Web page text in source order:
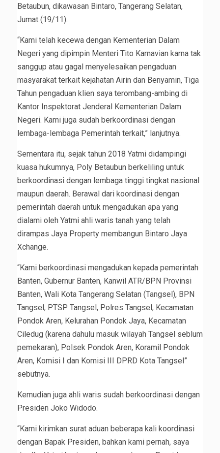
Betaubun, dikawasan Bintaro, Tangerang Selatan,
Jumat (19/11).
“Kami telah kecewa dengan Kementerian Dalam
Negeri yang dipimpin Menteri Tito Karnavian karna tak
sanggup atau gagal menyelesaikan pengaduan
masyarakat terkait kejahatan Airin dan Benyamin, Tiga
Tahun pengaduan klien saya terombang-ambing di
Kantor Inspektorat Jenderal Kementerian Dalam
Negeri. Kami juga sudah berkoordinasi dengan
lembaga-lembaga Pemerintah terkait,” lanjutnya.
Sementara itu, sejak tahun 2018 Yatmi didampingi
kuasa hukumnya, Poly Betaubun berkeliling untuk
berkoordinasi dengan lembaga tinggi tingkat nasional
maupun daerah. Berawal dari koordinasi dengan
pemerintah daerah untuk mengadukan apa yang
dialami oleh Yatmi ahli waris tanah yang telah
dirampas Jaya Property membangun Bintaro Jaya
Xchange.
“Kami berkoordinasi mengadukan kepada pemerintah
Banten, Gubernur Banten, Kanwil ATR/BPN Provinsi
Banten, Wali Kota Tangerang Selatan (Tangsel), BPN
Tangsel, PTSP Tangsel, Polres Tangsel, Kecamatan
Pondok Aren, Kelurahan Pondok Jaya, Kecamatan
Ciledug (karena dahulu masuk wilayah Tangsel seblum
pemekaran), Polsek Pondok Aren, Koramil Pondok
Aren, Komisi I dan Komisi III DPRD Kota Tangsel”
sebutnya.
Kemudian juga ahli waris sudah berkoordinasi dengan
Presiden Joko Widodo.
“Kami kirimkan surat aduan beberapa kali koordinasi
dengan Bapak Presiden, bahkan kami pernah, saya